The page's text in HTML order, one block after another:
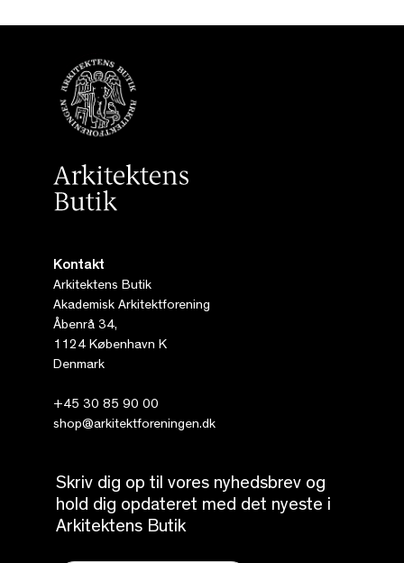
Kontakt
Arkitektens Butik
Akademisk Arkitektforening
Åbenrå 34,
1124 København K
Denmark
+45 30 85 90 00
shop@arkitektforeningen.dk
Skriv dig op til vores nyhedsbrev og
hold dig opdateret med det nyeste i
Arkitektens Butik